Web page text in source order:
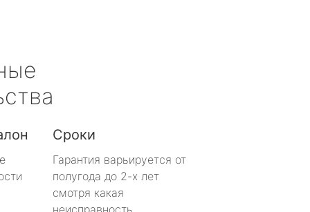
Сроки
Гарантия варьируется от
полугода до 2-х лет
смотря какая
неисправность.